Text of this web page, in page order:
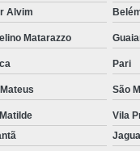
Reparo
Alvim
Matarazzo
Pari
São
Vila